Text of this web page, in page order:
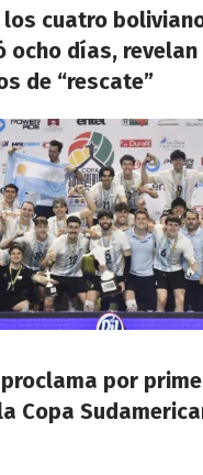
los cuatro
ocho días, revelan
de “rescate”
por
Copa